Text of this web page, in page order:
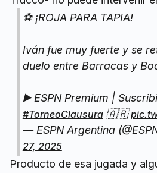
⚽ ¡ROJA PARA TAPIA!
Iván fue muy fuerte y se
duelo entre Barracas y
▶️ ESPN Premium |
#TorneoClausura🇦🇷
— ESPN Argentina
27, 2025
Producto de esa jugada y